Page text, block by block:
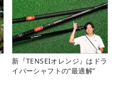
新『TENSEIオレンジ』はドラ
イバーシャフトの“最適解”